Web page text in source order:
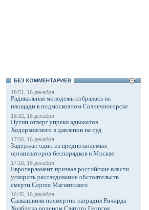
БЕЗ КОМMЕНТАРИЕВ
18:51, 16 декабря
Радикальная молодежь собралась на
площади в подмосковном Солнечногорске
18:32, 16 декабря
Путин отверг упреки адвокатов
Ходорковского в давлении на суд
17:58, 16 декабря
Задержан один из предполагаемых
организаторов беспорядков в Москве
17:10, 16 декабря
Европарламент призвал российские власти
ускорить расследование обстоятельств
смерти Сергея Магнитского
16:35, 16 декабря
Саакашвили посмертно наградил Ричарда
Холбрука орденом Святого Георгия